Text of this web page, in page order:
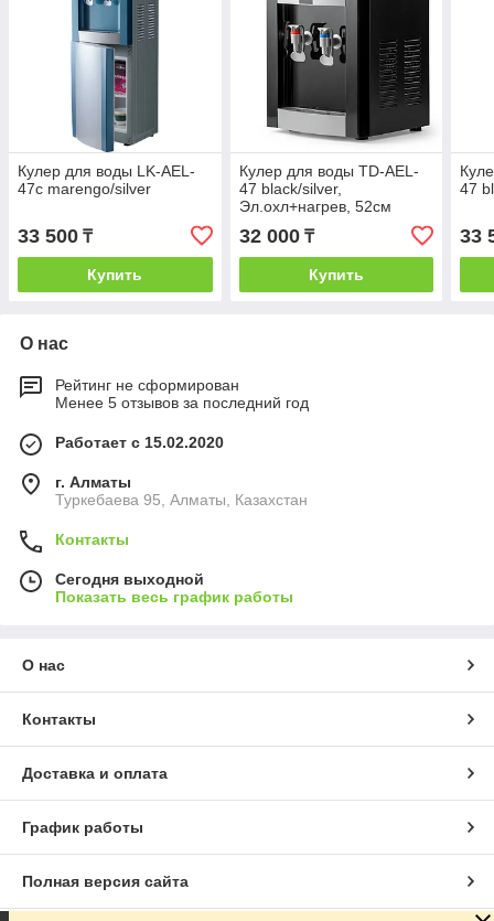
Кулер для воды LK-AEL-
47c marengo/silver
33 500 ₸
Купить
Кулер для воды TD-AEL-
47 black/silver,
Эл.охл+нагрев, 52см
32 000₸
Купить
47
33
О нас
Рейтинг не сформирован
Менее 5 отзывов за последний год
Работает с 15.02.2020
г. Алматы
Туркебаева 95, Алматы, Казахстан
Контакты
Сегодня выходной
Показать весь график работы
О нас
Контакты
Доставка и оплата
График работы
Полная версия сайта